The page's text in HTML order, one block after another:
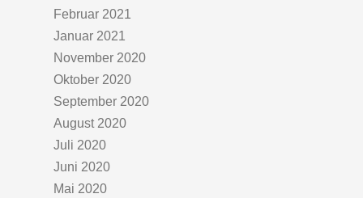
Februar 2021
Januar 2021
November 2020
Oktober 2020
September 2020
August 2020
Juli 2020
Juni 2020
Mai 2020